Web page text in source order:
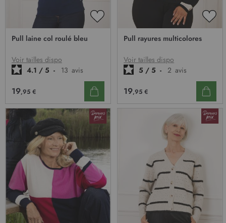
AJOUTER
D’ENVIE
Pull laine col roulé bleu
Voir tailles dispo
4.1 / 5 - 13 avis
19,95 €
Pull rayures multicolores
Voir tailles dispo
5 / 5 - 2 avis
19,95 €